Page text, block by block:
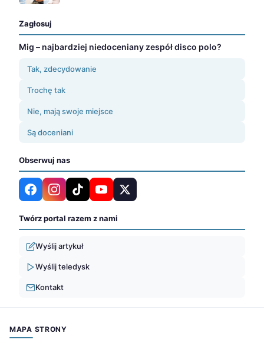
Zagłosuj
Mig – najbardziej niedoceniany zespół disco polo?
Tak, zdecydowanie
Trochę tak
Nie, mają swoje miejsce
Są doceniani
Obserwuj nas
Twórz portal razem z nami
Wyślij artykuł
Wyślij teledysk
Kontakt
MAPA STRONY